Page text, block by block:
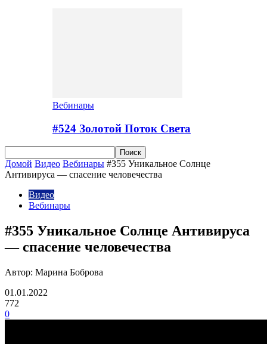
Вебинары
#524 Золотой Поток Cвета
Домой Видео Вебинары #355 Уникальное Солнце
Антивируса — спасение человечества
Видео
Вебинары
#355 Уникальное Солнце Антивируса
— спасение человечества
Автор: Марина Боброва
01.01.2022
772
0